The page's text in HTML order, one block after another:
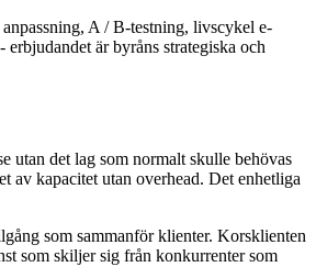
A / B-testning, livscykel e-
är byråns strategiska och
utan det lag som normalt skulle behövas
av kapacitet utan overhead. Det enhetliga
som sammanför klienter. Korsklienten
som skiljer sig från konkurrenter som